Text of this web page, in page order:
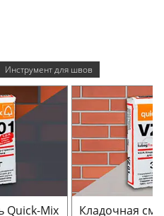
Инструмент для швов
Quick-Mix
Кладочная